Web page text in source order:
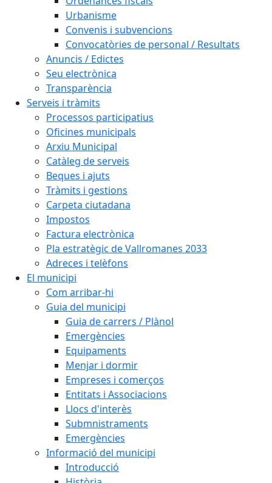
Urbanisme
Convenis i subvencions
Convocatòries de personal / Resultats
Anuncis / Edictes
Seu electrònica
Transparència
Serveis i tràmits
Processos participatius
Oficines municipals
Arxiu Municipal
Catàleg de serveis
Beques i ajuts
Tràmits i gestions
Carpeta ciutadana
Impostos
Factura electrònica
Pla estratègic de Vallromanes 2033
Adreces i telèfons
El municipi
Com arribar-hi
Guia del municipi
Guia de carrers / Plànol
Emergències
Equipaments
Menjar i dormir
Empreses i comerços
Entitats i Associacions
Llocs d'interès
Submnistraments
Emergències
Informació del municipi
Introducció